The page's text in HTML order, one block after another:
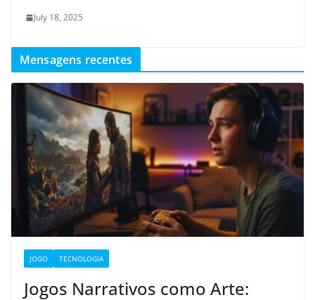
July 18, 2025
Mensagens recentes
JOGO TECNOLOGIA
Jogos Narrativos como Arte: